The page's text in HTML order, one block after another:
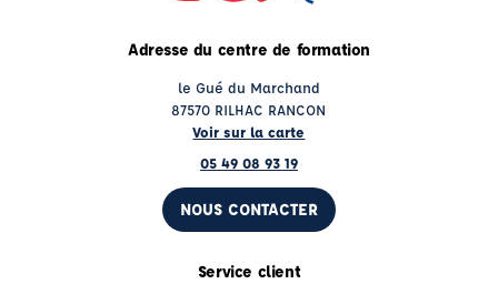
Adresse du centre de formation
le Gué du Marchand
87570 RILHAC RANCON
Voir sur la carte
05 49 08 93 19
NOUS CONTACTER
Service client